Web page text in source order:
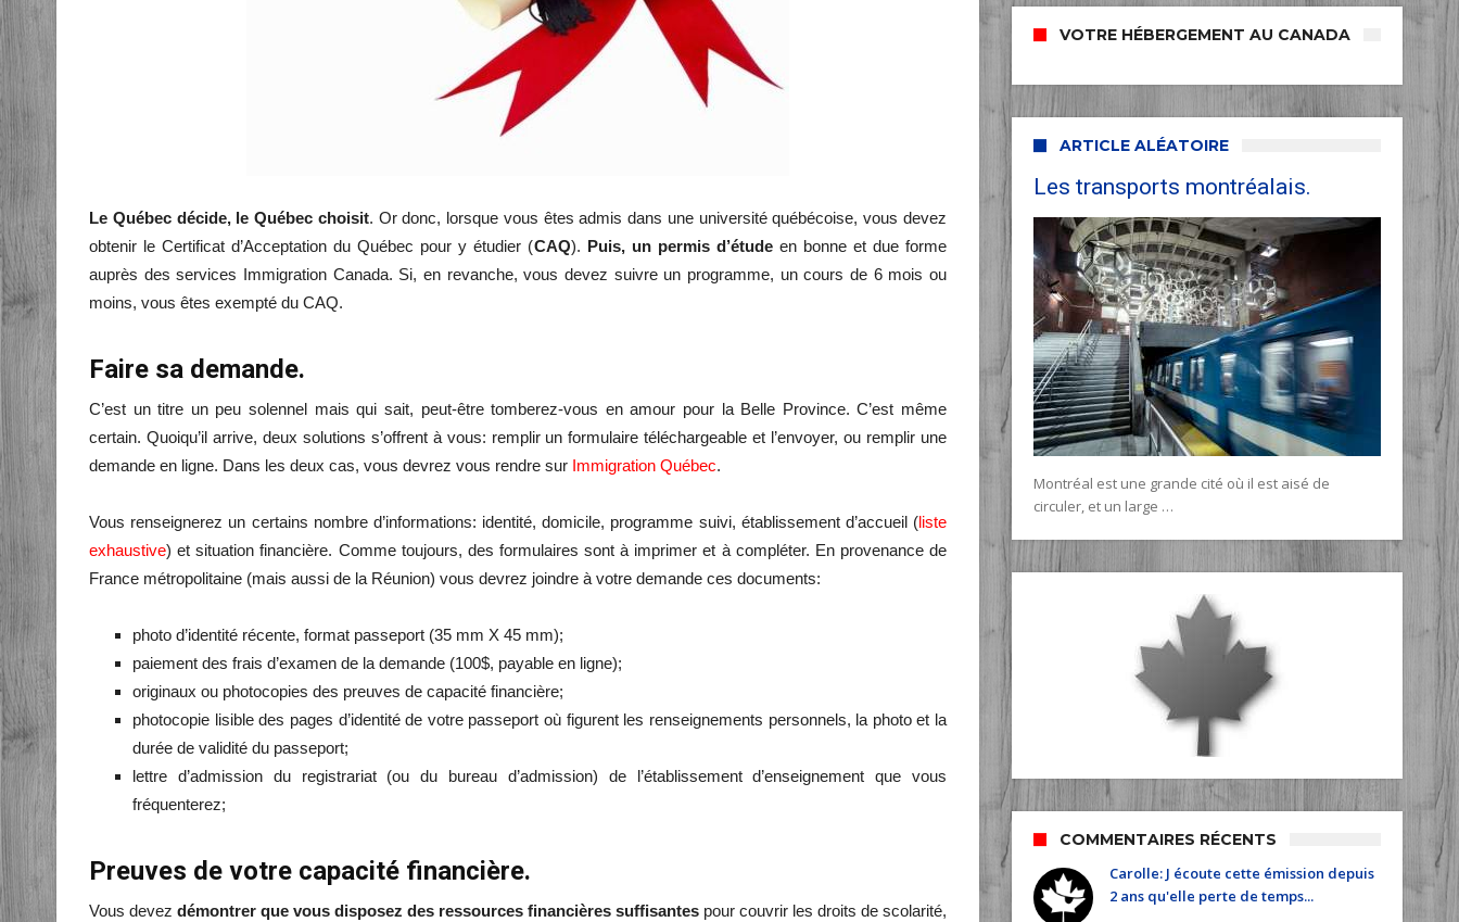
Le Québec décide, le Québec choisit. Or donc, lorsque vous êtes admis dans une université québécoise, vous devez
obtenir le Certificat d’Acceptation du Québec pour y étudier (CAQ). Puis, un permis d’étudeen bonne et due forme
auprès des services Immigration Canada. Si, en revanche, vous devez suivre un programme, un cours de 6 mois ou
moins, vous êtes exempté du CAQ.
Faire sa demande.
C’est un titre un peu solennel mais qui sait, peut-être tomberez-vous en amour pour la Belle Province. C’est même
certain. Quoiqu’il arrive, deux solutions s’offrent à vous: remplir un formulaire téléchargeable et l’envoyer, ou remplir une
demande en ligne. Dans les deux cas, vous devrez vous rendre sur Immigration Québec.
Vous renseignerez un certains nombre d’informations: identité, domicile, programme suivi, établissement d’accueil (liste
exhaustive) et situation financière. Comme toujours, des formulaires sont à imprimer et à compléter. En provenance de
France métropolitaine (mais aussi de la Réunion) vous devrez joindre à votre demande ces documents:
photo d’identité récente, format passeport (35 mm X 45 mm);
paiement des frais d’examen de la demande (100$, payable en ligne);
originaux ou photocopies des preuves de capacité financière;
photocopie lisible des pages d’identité de votre passeport où figurent les renseignements personnels, la photo et la
durée de validité du passeport;
lettre d’admission du registrariat (ou du bureau d’admission) de l’établissement d’enseignement que vous
fréquenterez;
Preuves de votre capacité financière.
Vous devez démontrer que vous disposez des ressources financières suffisantes pour couvrir les droits de scolarité,
VOTRE HÉBERGEMENT AU CANADA
ARTICLE ALÉATOIRE
Les transports montréalais.
Montréal est une grande cité où il est aisé de
circuler, et un large …
COMMENTAIRES RÉCENTS
Carolle: J écoute cette émission depuis
2 ans qu'elle perte de temps...